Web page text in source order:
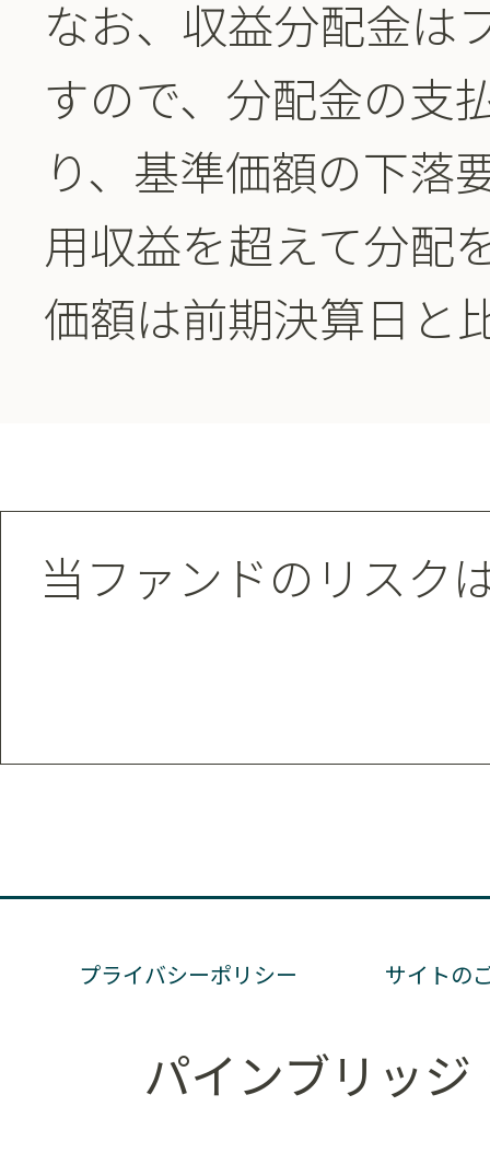
なお、収益分配金は
すので、分配金の支
り、基準価額の下落
用収益を超えて分配
価額は前期決算日と
当ファンドのリスク
プライバシーポリシー サイトの
パインブリッ